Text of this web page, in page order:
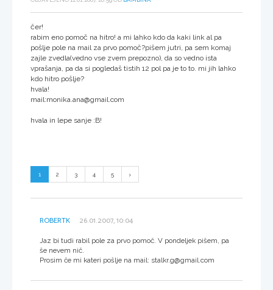
čer!
rabim eno pomoč na hitro! a mi lahko kdo da kaki link al pa
pošlje pole na mail za prvo pomoč?pišem jutri, pa sem komaj
zajle zvedla(vedno vse zvem prepozno), da so vedno ista
vprašanja, pa da si pogledaš tistih 12 pol pa je to to. mi jih lahko
kdo hitro pošlje?
hvala!
mail:monika.ana@gmail.com
hvala in lepe sanje :B!
1 2 3 4 5
ROBERTK 26.01.2007, 10:04
Jaz bi tudi rabil pole za prvo pomoč. V pondeljek pišem, pa
še nevem nič.
Prosim če mi kateri pošlje na mail: stalkr.g@gmail.com